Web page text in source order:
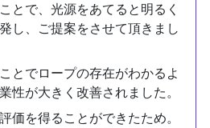
とで、光源をあてると明るく
し、ご提案をさせて頂きまし
とでロープの存在がわかるよ
性が大きく改善されました。
価を得ることができたため。